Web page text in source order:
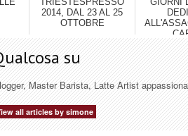
2014, DAL 23 AL 25
OTTOBRE
su
Master Barista, Latte Artist
all articles by simone